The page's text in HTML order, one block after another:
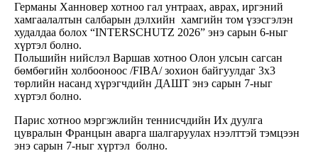
Германы Ханновер хотноо гал унтраах, аврах, иргэний
хамгаалалтын салбарын дэлхийн хамгийн том үзэсгэлэн
худалдаа болох “INTERSCHUTZ 2026” энэ сарын 6-ныг
хүртэл болно.
Польшийн нийслэл Варшав хотноо Олон улсын сагсан
бөмбөгийн холбооноос /FIBA/ зохион байгуулдаг 3x3
төрлийн насанд хүрэгчдийн ДАШТ энэ сарын 7-ныг
хүртэл болно.
Парис хотноо мэргэжлийн теннисчдийн Их дуулга
цувралын Францын аварга шалгаруулах нээлттэй тэмцээн
энэ сарын 7-ныг хүртэл болно.